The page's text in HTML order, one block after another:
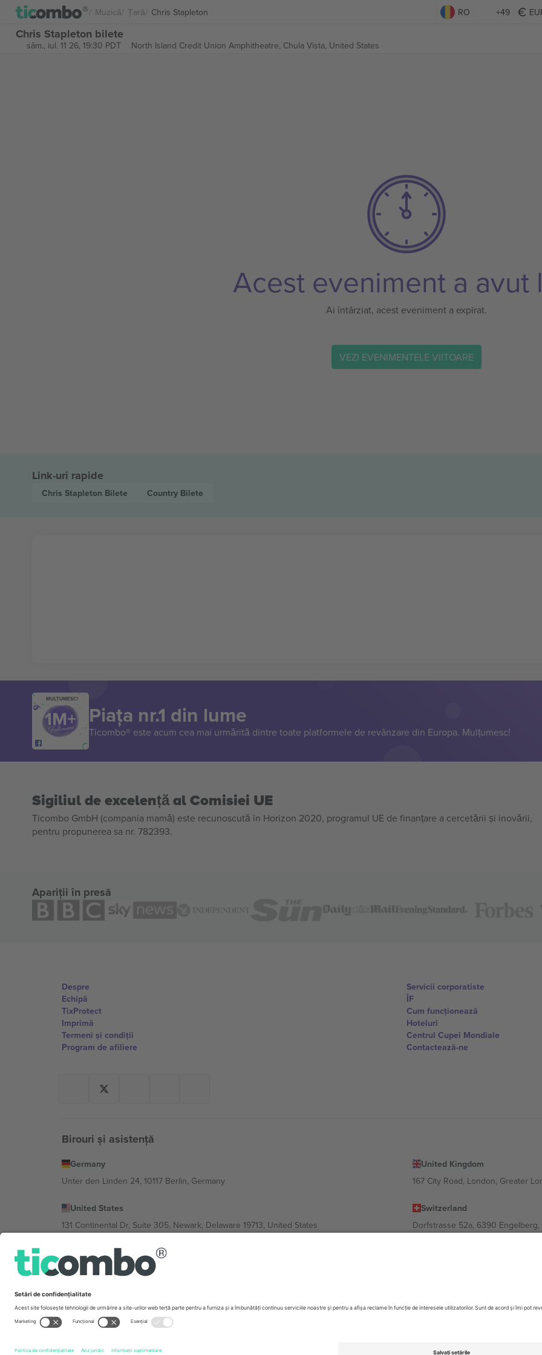
Muzică Țară Chris Stapleton RO +49
Chris Stapleton bilete
sâm., iul. 11 26, 19:30 PDT North Island Credit Union Amphitheatre, Chula Vista, United States
Acest eveniment a avut
Ai întârziat, acest eveniment a expirat.
VEZI EVENIMENTELE VIITOARE
Link-uri rapide
Chris Stapleton Bilete Country Bilete
MULȚUMESC!
Piața nr.1 din lume
Ticombo® este acum cea mai urmărită dintre toate platformele de revânzare din Europa. Mulțumesc!
Sigiliul de excelență al Comisiei UE
Ticombo GmbH (compania mamă) este recunoscută în Horizon 2020, programul UE de finanțare a cercetării și inovării,
pentru propunerea sa nr. 782393.
Apariții în presă
Despre
Echipă
TixProtect
Imprimă
Termeni și condiții
Program de afiliere
Servicii corporatiste
ÎF
Cum funcționează
Hoteluri
Centrul Cupei Mondiale
Contactează-ne
Birouri și asistență
Germany
Unter den Linden 24, 10117 Berlin, Germany
United Kingdom
167 City Road, London, Greater
United States
131 Continental Dr, Suite 305, Newark, Delaware 19713, United States
Switzerland
Dorfstrasse 52a, 6390
Bulgaria
Regus Sofia City West, bul Totleben 53-55, 1606 Sofia, Bulgaria
Mexico
Av Chapultepec 360, Roma Norte, Cuauhtémoc, 06700 Ciudad de México, CDMX, Mexico
ImprimășiTermeni.© 2026 Ticombo. Toate drepturile rezervate.